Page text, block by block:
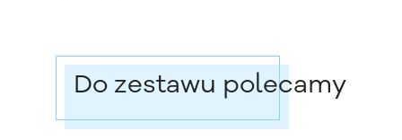
Do zestawu polecamy